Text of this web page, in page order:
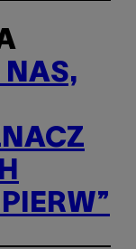
NAS,